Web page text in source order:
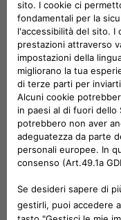
al 7 settembre 2025
in Portogallo, il
2025.
Come parte delle
d’Impresa, e con la
l’azienda ha
partecipazione di
in una competizione
Goalball Club
e, dopo partite
squadra finlandese